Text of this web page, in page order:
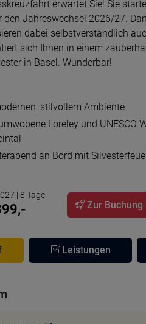
erwartet Sie! Sie
den Jahreswechsel 2026/27.
dabei selbstverständlich
sich Ihnen in einem
in Basel. Wunderbar!
stilvollem Ambiente
Loreley und UNESCO
an Bord mit
| 8 Tage
Zur Buchung
Leistungen